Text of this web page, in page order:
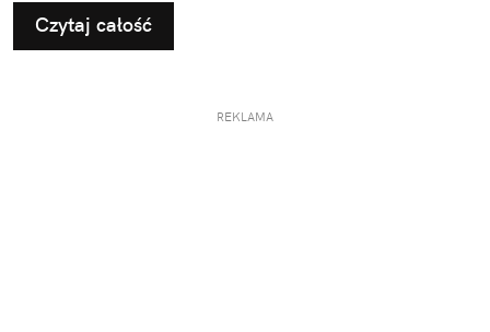
Czytaj całość
REKLAMA